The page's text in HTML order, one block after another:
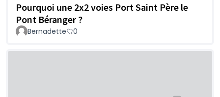
Pourquoi une 2x2 voies Port Saint Père le
Pont Béranger ?
Bernadette 0